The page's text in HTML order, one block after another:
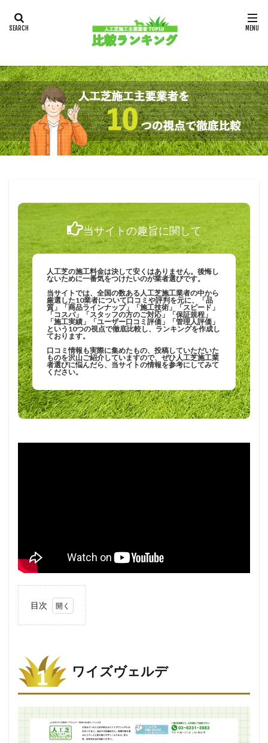
当サイトの趣旨に関して
人工芝の施工料金は決して安くはありません。後悔し
ないために一番気をつけたいのが業者選びです。
当サイトでは、全国の数ある人工芝施工業者の中から
厳選した10業者について口コミや評判を元に、「品
質」「商品ラインナップ」「施工技術」「スピード」
「コスパ」「スタッフの方のご対応」「保証規程」
「施工実績」「ユーザー口コミ評価」「管理人評価」
という10つの視点で徹底比較し、ランキングを作成し
ております。
口コミ情報も実際に集めたもの、投稿していただいた
ものを沢山ご紹介していますので、ぜひ人工芝施工業
者選びに悩んだら、当サイトの情報を参考にしてみて
ください。
目次
ズヴ
ェル
デ
ワイ
ズヴ
ェル
ワイズヴェルデ